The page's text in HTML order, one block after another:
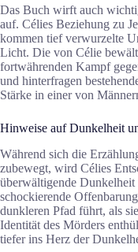
Das Buch wirft auch
auf. Célies Beziehung zu
kommen tief verwurzelte
Licht. Die von Célie
fortwährenden Kampf
und hinterfragen
Stärke in einer von
Hinweise auf Dunkelheit
Während sich die
zubewegt, wird Célies
überwältigende
schockierende
dunkleren Pfad führt, als
Identität des Mörders
tiefer ins Herz der